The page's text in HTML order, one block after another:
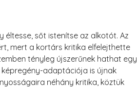
éltesse, sőt istenítse az alkotót. Az
mert a kortárs kritika elfelejthette
tényleg újszerűnek hathat egy
képregény-adaptációja is újnak
néhány kritika, köztük